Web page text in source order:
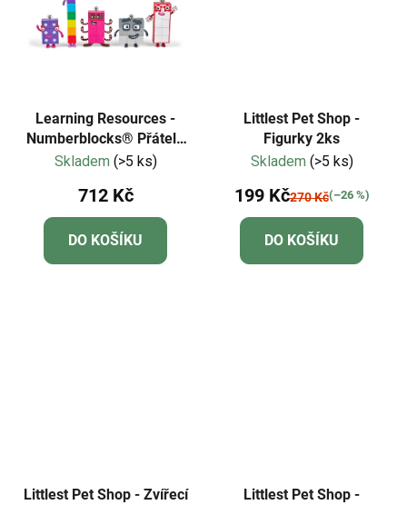
Learning Resources -
Numberblocks® Přátelé
od šesti do deseti
Skladem (>5 ks)
712 Kč
DO KOŠÍKU
Littlest Pet Shop -
Figurky 2ks
Skladem (>5 ks)
199 Kč270 Kč(–26 %)
DO KOŠÍKU
Littlest Pet Shop - Zvířecí
Littlest Pet Shop -